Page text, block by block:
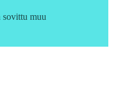
sovittu muu